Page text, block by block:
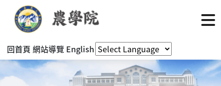
回首頁 網站導覽 English